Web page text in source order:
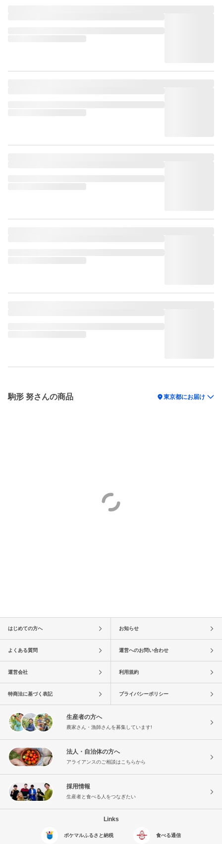
駒形 努さんの商品 location_on東京都にお届け
はじめての方へ お知らせ
よくある質問 運営へのお問い合わせ
運営会社 利用規約
特商法に基づく表記 プライバシーポリシー
生産者の方へ
農家さん・漁師さんを募集しています!
法人・自治体の方へ
アライアンスのご相談はこちらから
採用情報
生産者と食べる人をつなぎたい
Links
ポケマルふるさと納税 食べる通信